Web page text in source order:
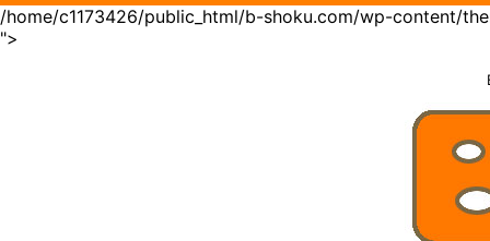
/home/c1173426/public_html/b-shoku.com/wp-content/
">